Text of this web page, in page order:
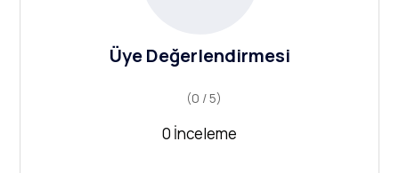
Üye Değerlendirmesi
(0 / 5)
0 İnceleme